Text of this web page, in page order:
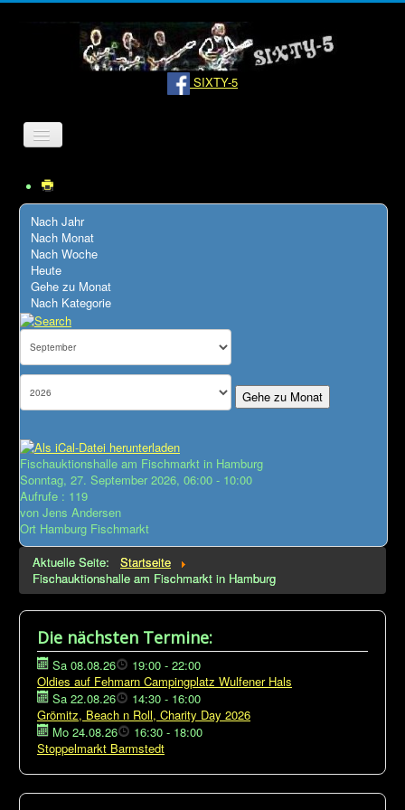
SIXTY-5
Navigation
Pressemeldungen
Termine
Kontakt
intern
Nach Jahr
Nach Monat
Nach Woche
Heute
Gehe zu Monat
Nach Kategorie
Gehe zu Monat
Fischauktionshalle am Fischmarkt in Hamburg
Sonntag, 27. September 2026, 06:00 - 10:00
Aufrufe : 119
von Jens Andersen
Ort Hamburg Fischmarkt
Aktuelle Seite:
Startseite
Fischauktionshalle am Fischmarkt in Hamburg
Die nächsten Termine:
Sa 08.08.26 19:00- 22:00
Oldies auf Fehmarn Campingplatz Wulfener Hals
Sa 22.08.26
14:30- 16:00
Grömitz, Beach n Roll, Charity Day 2026
Mo 24.08.26
16:30- 18:00
Stoppelmarkt Barmstedt